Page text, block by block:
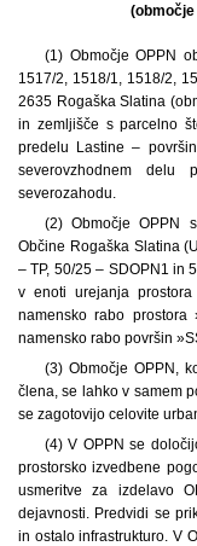
(1) Območje OPPN
1517/2, 1518/1, 1518/2,
2635 Rogaška Slatina
in zemljišče s parcelno
predelu Lastine –
severovzhodnem delu
severozahodu.
(2) Območje OPPN
Občine Rogaška Slatina
– TP, 50/25 – SDOPN1 in
v enoti urejanja
namensko rabo prostora
namensko rabo površin
(3) Območje OPPN,
člena, se lahko v samem
se zagotovijo celovite
(4) V OPPN se
prostorsko izvedbene
usmeritve za izdelavo
dejavnosti. Predvidi se
in ostalo infrastrukturo. V